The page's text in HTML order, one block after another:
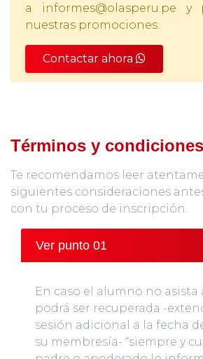
a
informes@olasperu.pe y
nuestras promociones.
Contactar ahora
Términos y condiciones
Te recomendamos leer
siguientes consideraciones
con tu proceso de inscripción.
Ver punto 01
En caso el alumno no asista
podrá ser recuperada -
sesión adicional a la fecha
su membresía- “siempre y